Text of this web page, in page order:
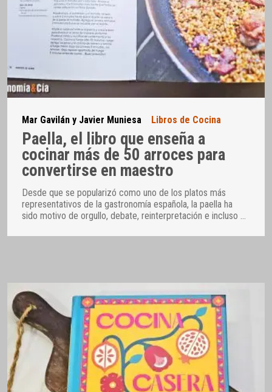
Mar Gavilán y Javier Muniesa Libros de Cocina
Paella, el libro que enseña a
cocinar más de 50 arroces para
convertirse en maestro
Desde que se popularizó como uno de los platos más
representativos de la gastronomía española, la paella ha
sido motivo de orgullo, debate, reinterpretación e incluso …